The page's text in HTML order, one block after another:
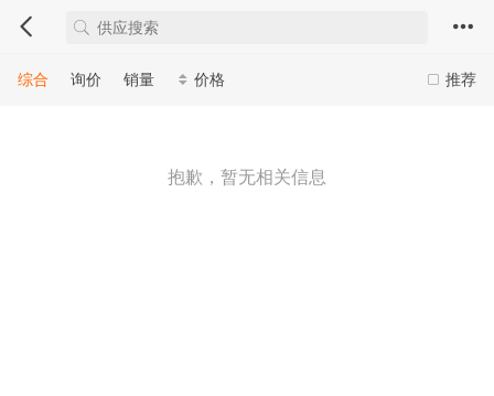
推荐
综合 询价 销量 价格
抱歉，暂无相关信息